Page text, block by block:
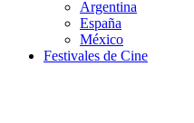
Argentina
España
México
Festivales de Cine